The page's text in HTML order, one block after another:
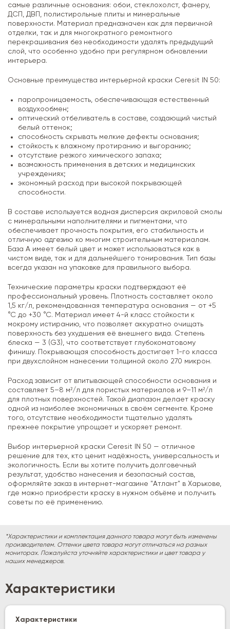
самые различные основания: обои, стеклохолст, фанеру,
ДСП, ДВП, полистирольные плиты и минеральные
поверхности. Материал предназначен как для первичной
отделки, так и для многократного ремонтного
перекрашивания без необходимости удалять предыдущий
слой, что особенно удобно при регулярном обновлении
интерьера.
Основные преимущества интерьерной краски Ceresit IN 50:
паропроницаемость, обеспечивающая естественный
воздухообмен;
оптический отбеливатель в составе, создающий чистый
белый оттенок;
способность скрывать мелкие дефекты основания;
стойкость к влажному протиранию и выгоранию;
отсутствие резкого химического запаха;
возможность применения в детских и медицинских
учреждениях;
экономный расход при высокой покрывающей
способности.
В составе используется водная дисперсия акриловой смолы
с минеральными наполнителями и пигментами, что
обеспечивает прочность покрытия, его стабильность и
отличную адгезию ко многим строительным материалам.
База А имеет белый цвет и может использоваться как в
чистом виде, так и для дальнейшего тонирования. Тип базы
всегда указан на упаковке для правильного выбора.
Технические параметры краски подтверждают её
профессиональный уровень. Плотность составляет около
1,5 кг/л, рекомендованная температура основания — от +5
°С до +30 °С. Материал имеет 4-й класс стойкости к
мокрому истиранию, что позволяет аккуратно очищать
поверхность без ухудшения её внешнего вида. Степень
блеска — 3 (G3), что соответствует глубокоматовому
финишу. Покрывающая способность достигает 1-го класса
при двухслойном нанесении толщиной около 270 микрон.
Расход зависит от впитывающей способности основания и
составляет 5–8 м²/л для пористых материалов и 9–11 м²/л
для плотных поверхностей. Такой диапазон делает краску
одной из наиболее экономичных в своём сегменте. Кроме
того, отсутствие необходимости тщательно удалять
прежнее покрытие упрощает и ускоряет ремонт.
Выбор интерьерной краски Ceresit IN 50 — отличное
решение для тех, кто ценит надёжность, универсальность и
экологичность. Если вы хотите получить долговечный
результат, удобство нанесения и безопасный состав,
оформляйте заказ в интернет-магазине "Атлант" в Харькове,
где можно приобрести краску в нужном объёме и получить
советы по её применению.
*Характеристики и комплектация данного товара могут быть изменены
производителем. Оттенки цвета товара могут отличаться на разных
мониторах. Пожалуйста уточняйте характеристики и цвет товара у
наших менеджеров.
Характеристики
Характеристики